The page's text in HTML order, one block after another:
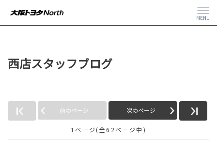
MENU
西店スタッフブログ
前のページ 次のページ
1ページ(全62ページ中)